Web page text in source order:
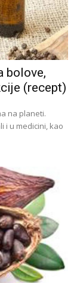
bolove,
(recept)
na planeti.
i u medicini, kao